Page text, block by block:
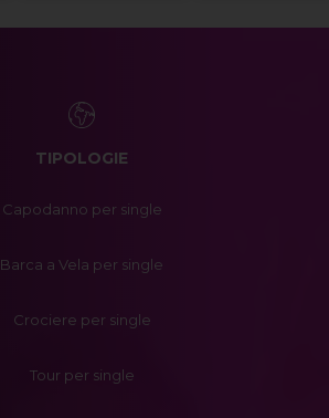
TIPOLOGIE
Capodanno per single
Barca a Vela per single
Crociere per single
Tour per single